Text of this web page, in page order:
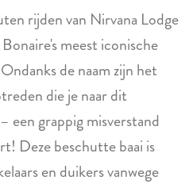
rijden van Nirvana Lodge
meest iconische
de naam zijn het
die je naar dit
een grappig misverstand
Deze beschutte baai is
en duikers vanwege